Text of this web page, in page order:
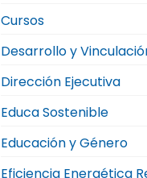
Cursos
Desarrollo y
Dirección Ejecutiva
Educa Sostenible
Educación y Género
Eficiencia Energética